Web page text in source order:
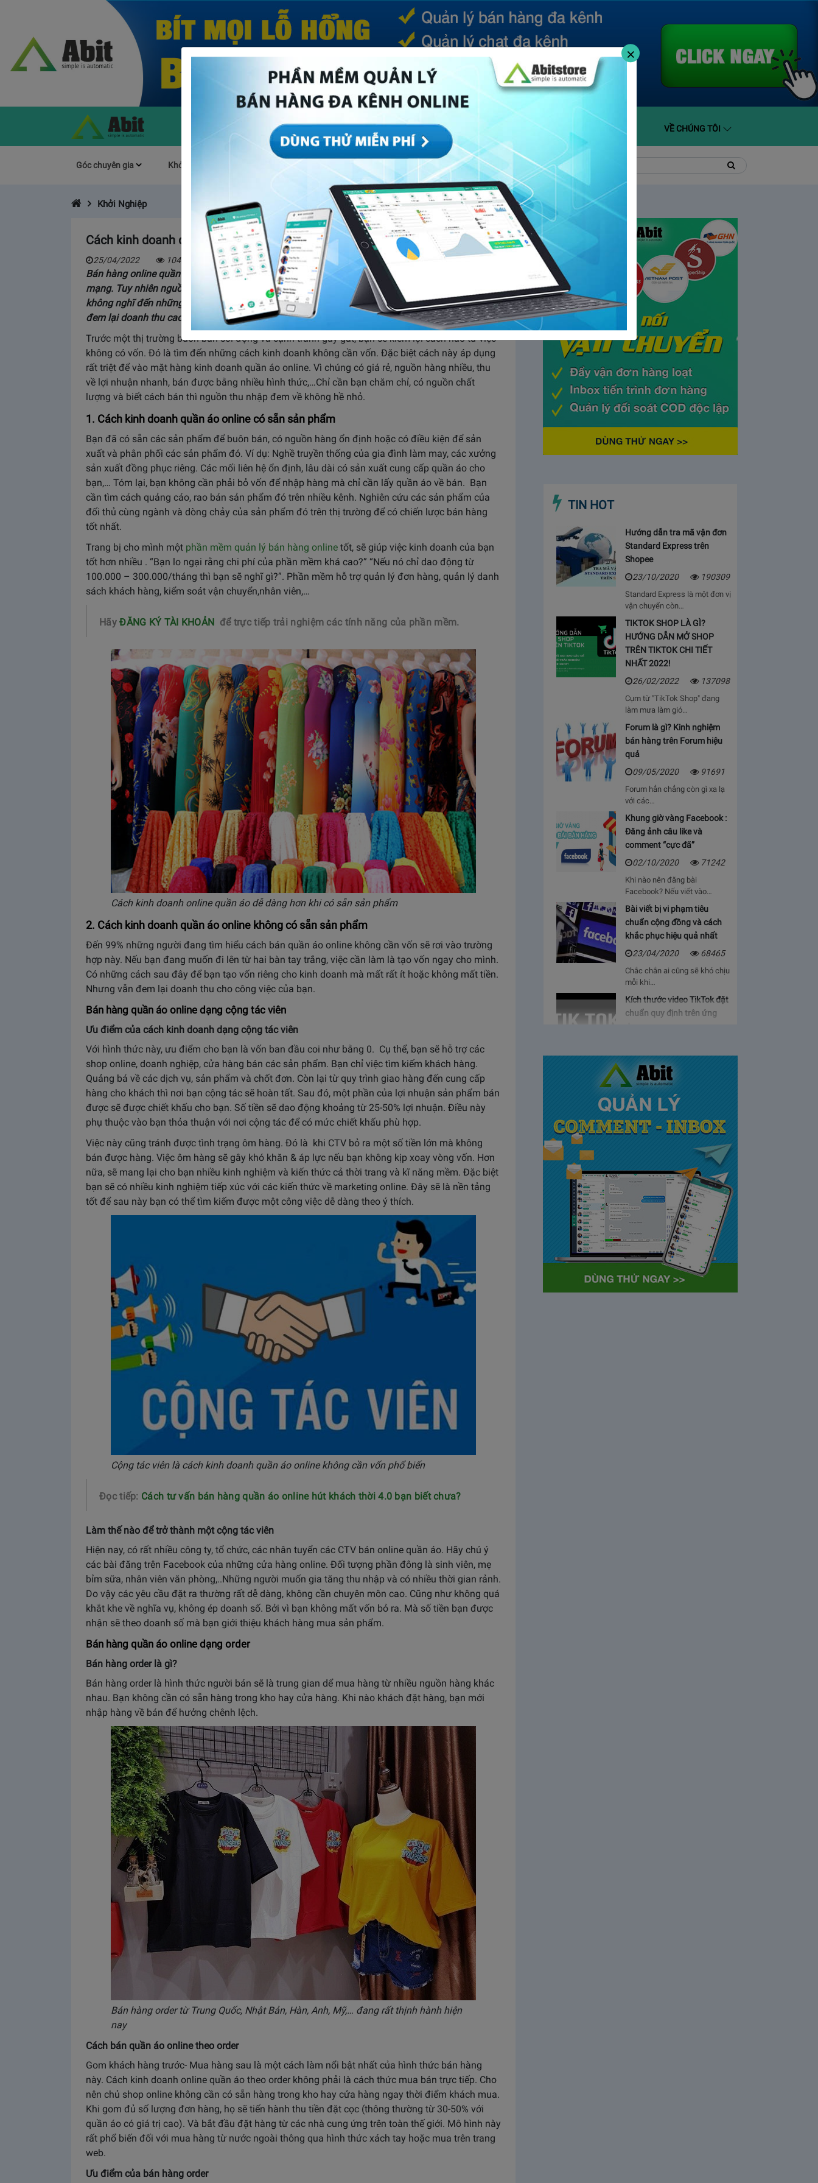
(CURRENT) BÁO GIÁ HỖ TRỢ VỀ CHÚNG TÔI
Góc chuyên gia Khởi Nghiệp Mục khác Quản trị Về Abit
kiếm:
kiếm
Khởi Nghiệp
Cách kinh doanh quần áo online không cần vốn lợi nhuận cao
25/04/2022 10457
Bán hàng online quần áo là xu thế kinh doanh được nhiều người lựa chọn để kinh doanh trên
mạng. Tuy nhiên nguồn vốn lại trở thành vấn đề khiến nhiều người đắn đo. Vậy thì tại sao
không nghĩ đến những cách kinh doanh quần áo online không cần vốn, đơn giản, dễ làm mà
đem lại doanh thu cao?
Trước một thị trường buôn bán sôi động và cạnh tranh gay gắt, bạn sẽ kiếm lợi cách nào từ việc
không có vốn. Đó là tìm đến những cách kinh doanh không cần vốn. Đặc biệt cách này áp dụng
rất triệt để vào mặt hàng kinh doanh quần áo online. Vì chúng có giá rẻ, nguồn hàng nhiều, thu
về lợi nhuận nhanh, bán được bằng nhiều hình thức,…Chỉ cần bạn chăm chỉ, có nguồn chất
lượng và biết cách bán thì nguồn thu nhập đem về không hề nhỏ.
1. Cách kinh doanh quần áo online có sẵn sản phẩm
Bạn đã có sẵn các sản phẩm để buôn bán, có nguồn hàng ổn định hoặc có điều kiện để sản
xuất và phân phối các sản phẩm đó. Ví dụ: Nghề truyền thống của gia đình làm may, các xưởng
sản xuất đồng phục riêng. Các mối liên hệ ổn định, lâu dài có sản xuất cung cấp quần áo cho
bạn,… Tóm lại, bạn không cần phải bỏ vốn để nhập hàng mà chỉ cần lấy quần áo về bán. Bạn
cần tìm cách quảng cáo, rao bán sản phẩm đó trên nhiều kênh. Nghiên cứu các sản phẩm của
đối thủ cùng ngành và dòng chảy của sản phẩm đó trên thị trường để có chiến lược bán hàng
tốt nhất.
Trang bị cho mình một phần mềm quản lý bán hàng online tốt, sẽ giúp việc kinh doanh của bạn
tốt hơn nhiều . “Bạn lo ngại rằng chi phí của phần mềm khá cao?” “Nếu nó chỉ dao động từ
100.000 – 300.000/tháng thì bạn sẽ nghĩ gì?”. Phần mềm hỗ trợ quản lý đơn hàng, quản lý danh
sách khách hàng, kiểm soát vận chuyển,nhân viên,…
HãyĐĂNG KÝ TÀI KHOẢN để trực tiếp trải nghiệm các tính năng của phần mềm.
Cách kinh doanh online quần áo dễ dàng hơn khi có sẵn sản phẩm
2. Cách kinh doanh quần áo online không có sẵn sản phẩm
Đến 99% những người đang tìm hiểu cách bán quần áo online không cần vốn sẽ rơi vào trường
hợp này. Nếu bạn đang muốn đi lên từ hai bàn tay trắng, việc cần làm là tạo vốn ngay cho mình.
Có những cách sau đây để bạn tạo vốn riêng cho kinh doanh mà mất rất ít hoặc không mất tiền.
Nhưng vẫn đem lại doanh thu cho công việc của bạn.
Bán hàng quần áo online dạng cộng tác viên
Ưu điểm của cách kinh doanh dạng cộng tác viên
Với hình thức này, ưu điểm cho bạn là vốn ban đầu coi như bằng 0. Cụ thể, bạn sẽ hỗ trợ các
shop online, doanh nghiệp, cửa hàng bán các sản phẩm. Bạn chỉ việc tìm kiếm khách hàng.
Quảng bá về các dịch vụ, sản phẩm và chốt đơn. Còn lại từ quy trình giao hàng đến cung cấp
hàng cho khách thì nơi bạn cộng tác sẽ hoàn tất. Sau đó, một phần của lợi nhuận sản phẩm bán
được sẽ được chiết khấu cho bạn. Số tiền sẽ dao động khoảng từ 25-50% lợi nhuận. Điều này
phụ thuộc vào bạn thỏa thuận với nơi cộng tác để có mức chiết khấu phù hợp.
Việc này cũng tránh được tình trạng ôm hàng. Đó là khi CTV bỏ ra một số tiền lớn mà không
bán được hàng. Việc ôm hàng sẽ gây khó khăn & áp lực nếu bạn không kịp xoay vòng vốn. Hơn
nữa, sẽ mang lại cho bạn nhiều kinh nghiệm và kiến thức cả thời trang và kĩ năng mềm. Đặc biệt
bạn sẽ có nhiều kinh nghiệm tiếp xúc với các kiến thức về marketing online. Đây sẽ là nền tảng
tốt để sau này bạn có thể tìm kiếm được một công việc dễ dàng theo ý thích.
Cộng tác viên là cách kinh doanh quần áo online không cần vốn phổ biến
Đọc tiếp: Cách tư vấn bán hàng quần áo online hút khách thời 4.0 bạn biết chưa?
Làm thế nào để trở thành một cộng tác viên
Hiện nay, có rất nhiều công ty, tổ chức, các nhân tuyển các CTV bán online quần áo. Hãy chú ý
các bài đăng trên Facebook của những cửa hàng online. Đối tượng phần đông là sinh viên, mẹ
bỉm sữa, nhân viên văn phòng,..Những người muốn gia tăng thu nhập và có nhiều thời gian rảnh.
Do vậy các yêu cầu đặt ra thường rất dễ dàng, không cần chuyên môn cao. Cũng như không quá
khắt khe về nghĩa vụ, không ép doanh số. Bởi vì bạn không mất vốn bỏ ra. Mà số tiền bạn được
nhận sẽ theo doanh số mà bạn giới thiệu khách hàng mua sản phẩm.
Bán hàng quần áo online dạng order
Bán hàng order là gì?
Bán hàng order là hình thức người bán sẽ là trung gian dể mua hàng từ nhiều nguồn hàng khác
nhau. Bạn không cần có sẵn hàng trong kho hay cửa hàng. Khi nào khách đặt hàng, bạn mới
nhập hàng về bán để hưởng chênh lệch.
Bán hàng order từ Trung Quốc, Nhật Bản, Hàn, Anh, Mỹ,… đang rất thịnh hành hiện
nay
Cách bán quần áo online theo order
Gom khách hàng trước- Mua hàng sau là một cách làm nổi bật nhất của hình thức bán hàng
này. Cách kinh doanh online quần áo theo order không phải là cách thức mua bán trực tiếp. Cho
nên chủ shop online không cần có sẵn hàng trong kho hay cửa hàng ngay thời điểm khách mua.
Khi gom đủ số lượng đơn hàng, họ sẽ tiến hành thu tiền đặt cọc (thông thường từ 30-50% với
quần áo có giá trị cao). Và bắt đầu đặt hàng từ các nhà cung ứng trên toàn thế giới. Mô hình này
rất phổ biến đối với mua hàng từ nước ngoài thông qua hình thức xách tay hoặc mua trên trang
web.
Ưu điểm của bán hàng order
TIN HOT
Hướng dẫn tra mã vận đơn
Standard Express trên
Shopee
23/10/2020
190309
Standard Express là một đơn vị
vận chuyển còn…
TIKTOK SHOP LÀ GÌ?
HƯỚNG DẪN MỞ SHOP
TRÊN TIKTOK CHI TIẾT
NHẤT 2022!
26/02/2022
137098
Cụm từ "TikTok Shop" đang
làm mưa làm gió…
Forum là gì? Kinh nghiệm
bán hàng trên Forum hiệu
quả
09/05/2020
91691
Forum hẳn chẳng còn gì xa lạ
với các…
Khung giờ vàng Facebook :
Đăng ảnh câu like và
comment “cực đã”
02/10/2020
71242
Khi nào nên đăng bài
Facebook? Nếu viết vào…
Bài viết bị vi phạm tiêu
chuẩn cộng đồng và cách
khắc phục hiệu quả nhất
23/04/2020
68465
Chắc chắn ai cũng sẽ khó chịu
mỗi khi…
Kích thước video TikTok đặt
chuẩn quy định trên ứng
Bạn sẽ cảm thấy mệt mỏi, vì cứ
phải…
Bảng giá lượt view Youtube
tại Việt Nam và Hoa kỳ mới
28/05/2020
63372
Khi tham gia chương trình
Partner Program của YouTube,
…
Cách bỏ ẩn trò chuyện trên
Zalo ở thiết bị máy tính và
điện thoại iphone
26/05/2020
62309
Bỏ ẩn cuộc trò chuyện là tính
năng khá…
×